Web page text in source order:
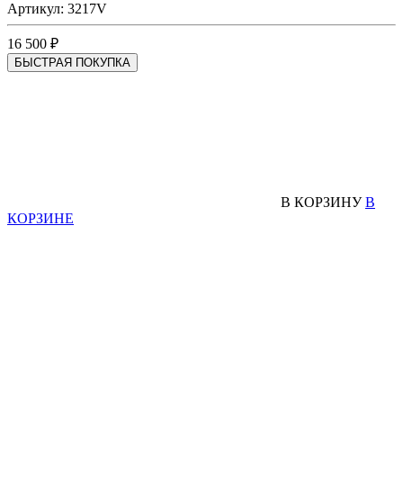
Артикул: 3217V
16 500 ₽
БЫСТРАЯ ПОКУПКА
В КОРЗИНУ В
КОРЗИНЕ